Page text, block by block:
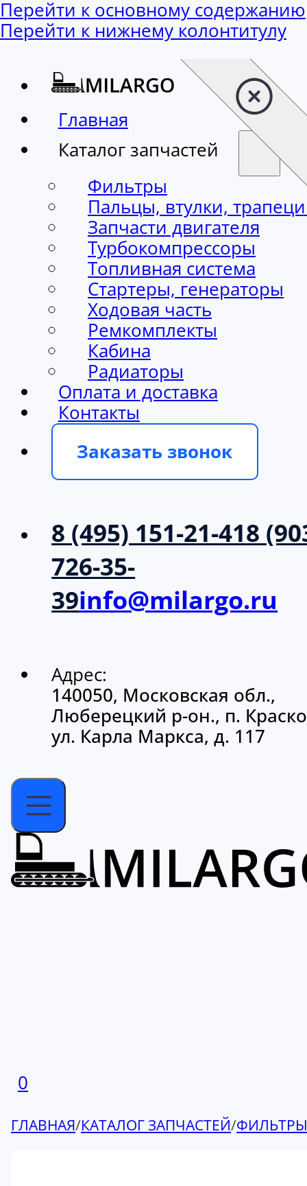
Перейти к основному содержанию
Перейти к нижнему колонтитулу
Главная
Каталог запчастей
Фильтры
Пальцы, втулки,
Запчасти двигателя
Турбокомпрессоры
Топливная система
Стартеры, генераторы
Ходовая часть
Ремкомплекты
Кабина
Радиаторы
Оплата и доставка
Контакты
Заказать звонок
8 (495) 151-21-418
726-35-
39info@milargo.ru
Адрес:
140050, Московская обл.,
Люберецкий р-он., п.
ул. Карла Маркса, д. 117
0
ГЛАВНАЯ/КАТАЛОГ ЗАПЧАСТЕЙ/ФИЛЬТРЫ